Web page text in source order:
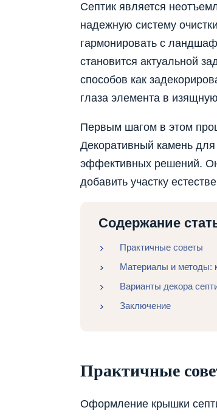
Септик является
надежную систему
гармонировать с
становится актуальной
способов как
глаза элемента в
Первым шагом в этом
Декоративный камень
эффективных решений. Он
добавить участку
Содержание
Практичные советы
Материалы и методы:
Варианты декора
Заключение
Практичные
Оформление крышки